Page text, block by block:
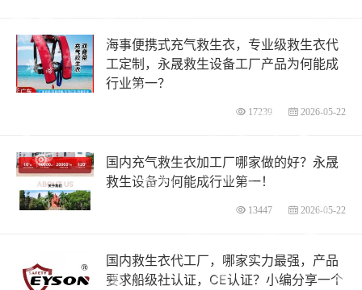
海事便携式充气救生衣，专业级救生衣代
工定制，永晟救生设备工厂产品为何能成
行业第一？
17239 2026-05-22
国内充气救生衣加工厂哪家做的好？永晟
救生设备为何能成行业第一！
13447 2026-05-22
国内救生衣代工厂，哪家实力最强，产品
要求船级社认证，CE认证？小编分享一个